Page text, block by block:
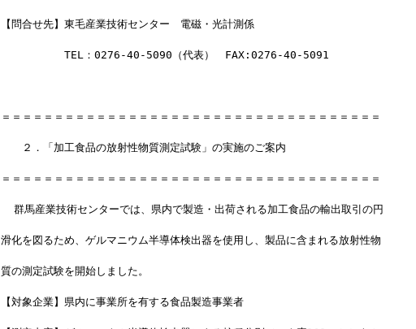
【問合せ先】東毛産業技術センター　電磁・光計測係
TEL：0276-40-5090（代表）　FAX:0276-40-5091
＝＝＝＝＝＝＝＝＝＝＝＝＝＝＝＝＝＝＝＝＝＝＝＝＝＝＝＝＝＝＝＝＝＝＝＝
２．「加工食品の放射性物質測定試験」の実施のご案内
＝＝＝＝＝＝＝＝＝＝＝＝＝＝＝＝＝＝＝＝＝＝＝＝＝＝＝＝＝＝＝＝＝＝＝＝
  群馬産業技術センターでは、県内で製造・出荷される加工食品の輸出取引の円
滑化を図るため、ゲルマニウム半導体検出器を使用し、製品に含まれる放射性物
質の測定試験を開始しました。
【対象企業】県内に事業所を有する食品製造事業者